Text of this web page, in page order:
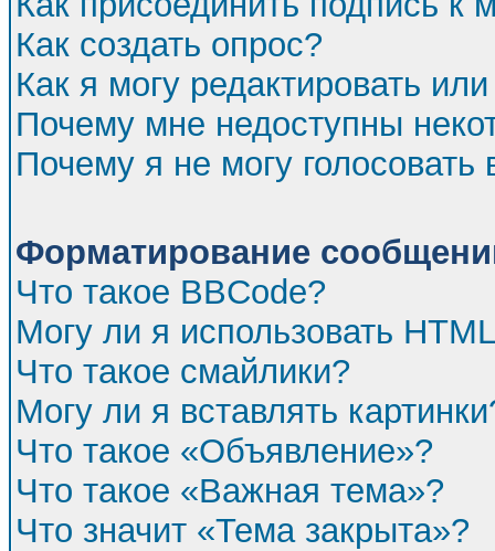
Как создать опрос?
Как я могу редактировать
Почему мне недоступны
Почему я не могу голосовать
Форматирование
Что такое BBCode?
Могу ли я использовать
Что такое смайлики?
Могу ли я вставлять
Что такое «Объявление»?
Что такое «Важная тема»?
Что значит «Тема закрыта»?